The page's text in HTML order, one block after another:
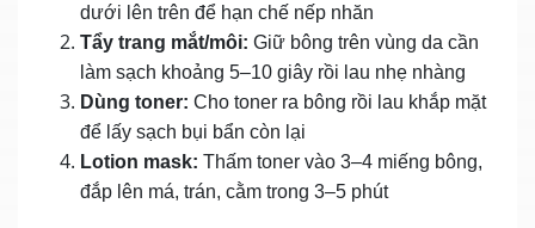
dưới lên trên để hạn chế nếp nhăn
Tẩy trang mắt/môi: Giữ bông trên vùng da cần
làm sạch khoảng 5–10 giây rồi lau nhẹ nhàng
Dùng toner: Cho toner ra bông rồi lau khắp mặt
để lấy sạch bụi bẩn còn lại
Lotion mask: Thấm toner vào 3–4 miếng bông,
đắp lên má, trán, cằm trong 3–5 phút